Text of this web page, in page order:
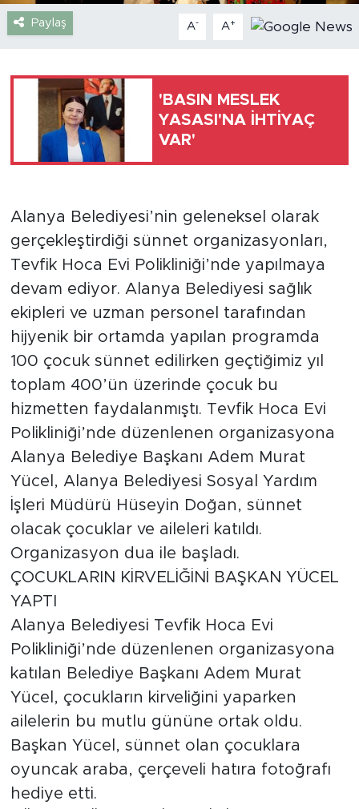
Paylaş A- A+
'BASIN MESLEK
YASASI'NA İHTİYAÇ
VAR'
Alanya Belediyesi’nin geleneksel olarak
gerçekleştirdiği sünnet organizasyonları,
Tevfik Hoca Evi Polikliniği’nde yapılmaya
devam ediyor. Alanya Belediyesi sağlık
ekipleri ve uzman personel tarafından
hijyenik bir ortamda yapılan programda
100 çocuk sünnet edilirken geçtiğimiz yıl
toplam 400’ün üzerinde çocuk bu
hizmetten faydalanmıştı. Tevfik Hoca Evi
Polikliniği’nde düzenlenen organizasyona
Alanya Belediye Başkanı Adem Murat
Yücel, Alanya Belediyesi Sosyal Yardım
İşleri Müdürü Hüseyin Doğan, sünnet
olacak çocuklar ve aileleri katıldı.
Organizasyon dua ile başladı.
ÇOCUKLARIN KİRVELİĞİNİ BAŞKAN YÜCEL
YAPTI
Alanya Belediyesi Tevfik Hoca Evi
Polikliniği’nde düzenlenen organizasyona
katılan Belediye Başkanı Adem Murat
Yücel, çocukların kirveliğini yaparken
ailelerin bu mutlu gününe ortak oldu.
Başkan Yücel, sünnet olan çocuklara
oyuncak araba, çerçeveli hatıra fotoğrafı
hediye etti.
Türkiye
Yerel